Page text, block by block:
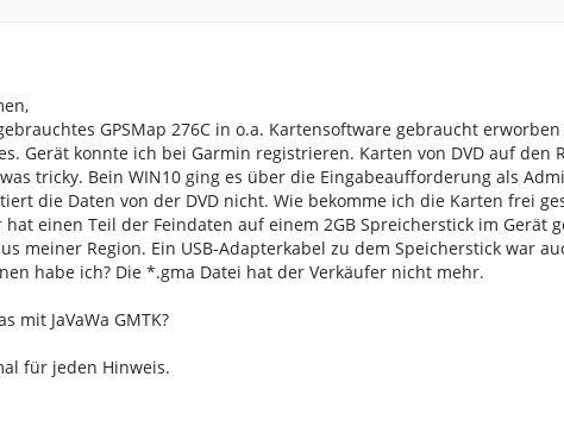
GPSMap 276C in o.a. Kartensoftware gebraucht
Gerät konnte ich bei Garmin registrieren. Karten von DVD auf den
tricky. Bein WIN10 ging es über die Eingabeaufforderung als
die Daten von der DVD nicht. Wie bekomme ich die Karten frei
hat einen Teil der Feindaten auf einem 2GB Spreicherstick im Gerät
meiner Region. Ein USB-Adapterkabel zu dem Speicherstick war
habe ich? Die *.gma Datei hat der Verkäufer nicht mehr.
mit JaVaWa GMTK?
für jeden Hinweis.